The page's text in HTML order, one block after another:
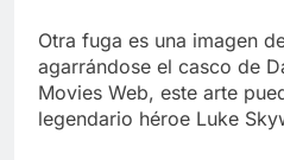
Otra fuga es una imagen
agarrándose el casco de
Movies Web, este arte
legendario héroe Luke